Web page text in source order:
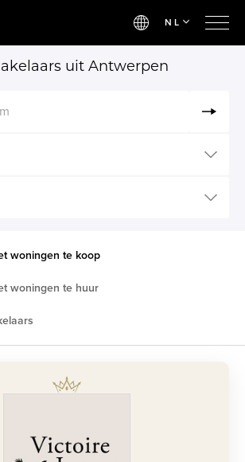
NL
uit Antwerpen
woningen te koop
woningen te huur